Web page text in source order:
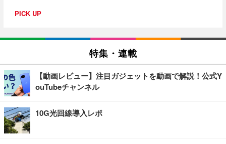
PICK UP
特集・連載
【動画レビュー】注目ガジェットを動画で解説！公式Y
ouTubeチャンネル
10G光回線導入レポ